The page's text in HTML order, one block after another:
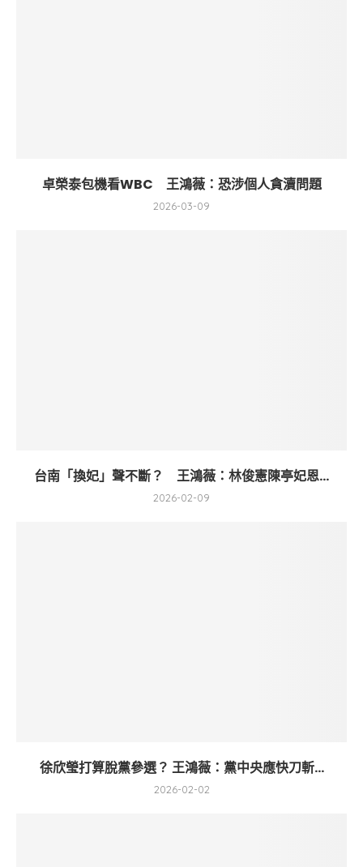
卓榮泰包機看WBC 王鴻薇：恐涉個人貪瀆問題
2026-03-09
台南「換妃」聲不斷？ 王鴻薇：林俊憲陳亭妃恩...
2026-02-09
徐欣瑩打算脫黨參選？ 王鴻薇：黨中央應快刀斬...
2026-02-02